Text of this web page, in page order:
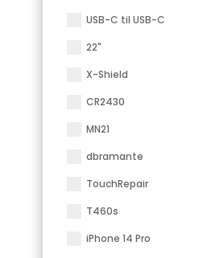
USB-C til USB-C
22"
X-Shield
CR2430
MN21
dbramante
TouchRepair
T460s
iPhone 14 Pro